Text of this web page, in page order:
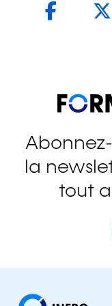
la
tout